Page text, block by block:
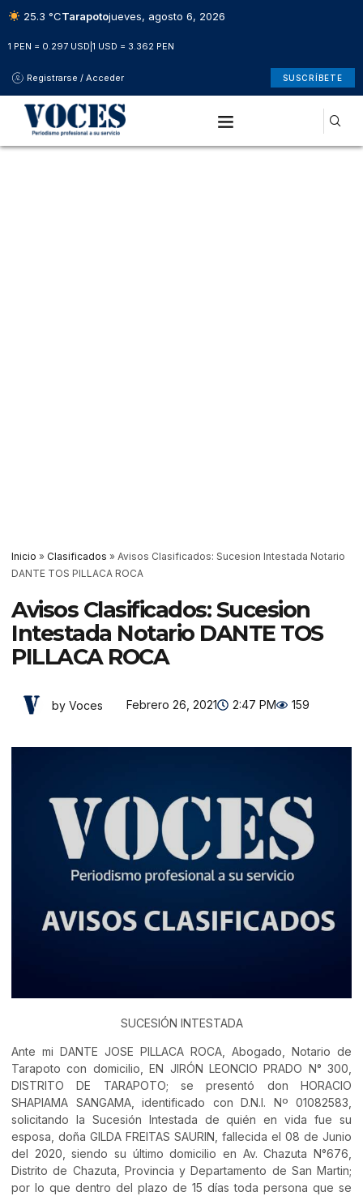
25.3 °CTarapotojueves, agosto 6, 2026
1 PEN = 0.297 USD 1 USD = 3.362 PEN
Registrarse / Acceder SUSCRÍBETE
Inicio » Clasificados » Avisos Clasificados: Sucesion Intestada Notario
DANTE TOS PILLACA ROCA
Avisos Clasificados: Sucesion
Intestada Notario DANTE TOS
PILLACA ROCA
by Voces Febrero 26, 2021 2:47 PM 159
SUCESIÓN INTESTADA
Ante mi DANTE JOSE PILLACA ROCA, Abogado, Notario de
Tarapoto con domicilio, EN JIRÓN LEONCIO PRADO N° 300,
DISTRITO DE TARAPOTO; se presentó don HORACIO
SHAPIAMA SANGAMA, identificado con D.N.I. Nº 01082583,
solicitando la Sucesión Intestada de quién en vida fue su
esposa, doña GILDA FREITAS SAURIN, fallecida el 08 de Junio
del 2020, siendo su último domicilio en Av. Chazuta N°676,
Distrito de Chazuta, Provincia y Departamento de San Martin;
por lo que dentro del plazo de 15 días toda persona que se